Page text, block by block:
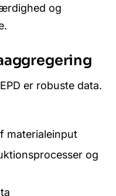
og
er robuste data.
materialeinput
og